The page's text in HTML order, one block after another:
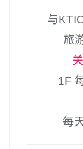
与
旅
1F
每